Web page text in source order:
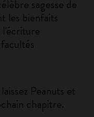
sagesse de
les bienfaits
Peanuts et
chapitre.